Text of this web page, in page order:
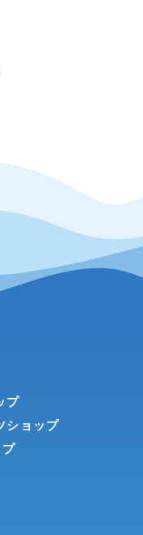
プ
ショップ